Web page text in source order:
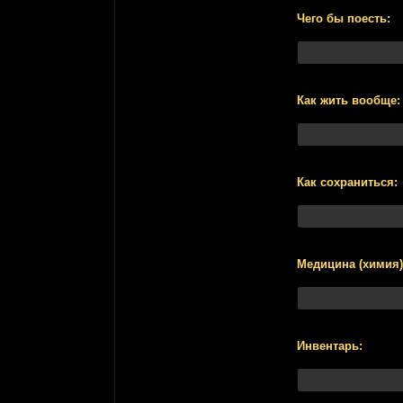
Чего бы поесть:
Как жить вообще:
Как сохраниться:
Медицина
Инвентарь: